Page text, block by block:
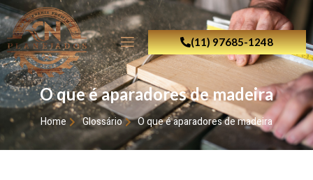
(11) 97685-1248
O que é aparadores de madeira
Home Glossário O que é aparadores de madeira